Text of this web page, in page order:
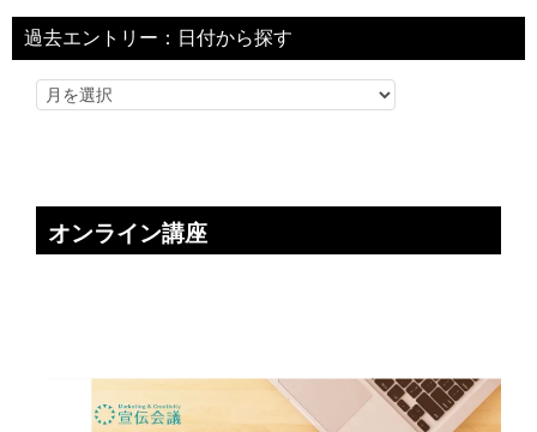
過去エントリー：日付から探す
オンライン講座